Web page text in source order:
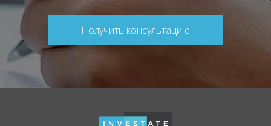
Получить консультацию